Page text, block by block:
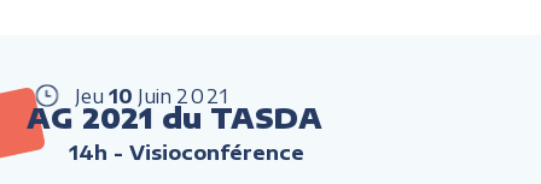
Jeu 10 Juin 2021
AG 2021 du TASDA
14h - Visioconférence